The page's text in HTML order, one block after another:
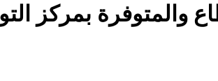
والمتوفرة بمركز